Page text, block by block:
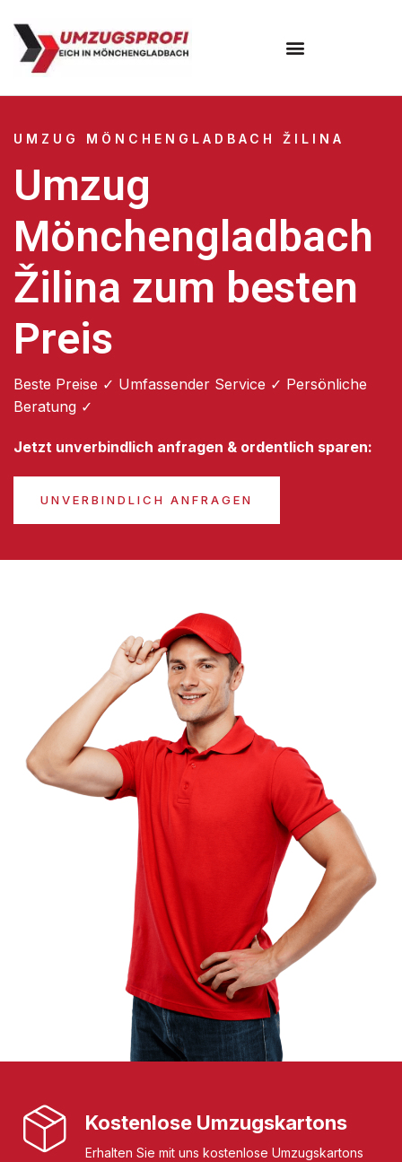
UMZUG MÖNCHENGLADBACH ŽILINA
Umzug
Mönchengladbach
Žilina zum besten
Preis
Beste Preise ✓ Umfassender Service ✓ Persönliche
Beratung ✓
Jetzt unverbindlich anfragen & ordentlich sparen:
UNVERBINDLICH ANFRAGEN
Kostenlose Umzugskartons
Erhalten Sie mit uns kostenlose Umzugskartons